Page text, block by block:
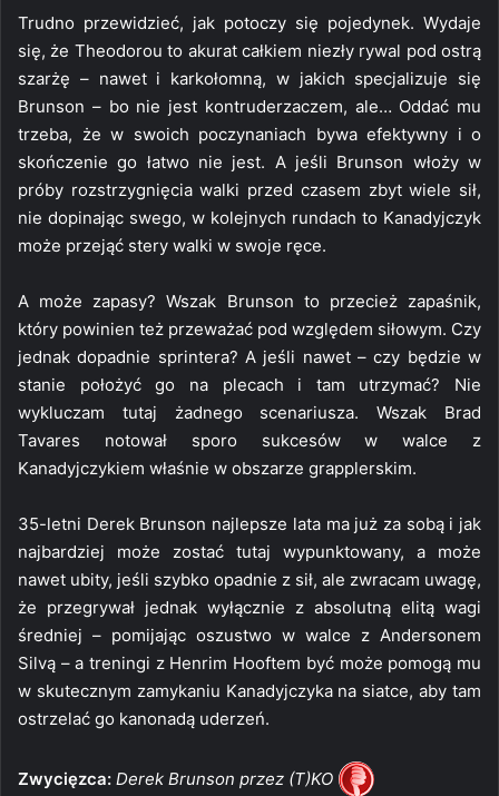
Trudno przewidzieć, jak potoczy się pojedynek. Wydaje
się, że Theodorou to akurat całkiem niezły rywal pod ostrą
szarżę – nawet i karkołomną, w jakich specjalizuje się
Brunson – bo nie jest kontruderzaczem, ale… Oddać mu
trzeba, że w swoich poczynaniach bywa efektywny i o
skończenie go łatwo nie jest. A jeśli Brunson włoży w
próby rozstrzygnięcia walki przed czasem zbyt wiele sił,
nie dopinając swego, w kolejnych rundach to Kanadyjczyk
może przejąć stery walki w swoje ręce.
A może zapasy? Wszak Brunson to przecież zapaśnik,
który powinien też przeważać pod względem siłowym. Czy
jednak dopadnie sprintera? A jeśli nawet – czy będzie w
stanie położyć go na plecach i tam utrzymać? Nie
wykluczam tutaj żadnego scenariusza. Wszak Brad
Tavares notował sporo sukcesów w walce z
Kanadyjczykiem właśnie w obszarze grapplerskim.
35-letni Derek Brunson najlepsze lata ma już za sobą i jak
najbardziej może zostać tutaj wypunktowany, a może
nawet ubity, jeśli szybko opadnie z sił, ale zwracam uwagę,
że przegrywał jednak wyłącznie z absolutną elitą wagi
średniej – pomijając oszustwo w walce z Andersonem
Silvą – a treningi z Henrim Hooftem być może pomogą mu
w skutecznym zamykaniu Kanadyjczyka na siatce, aby tam
ostrzelać go kanonadą uderzeń.
Zwycięzca: Derek Brunson przez (T)KO